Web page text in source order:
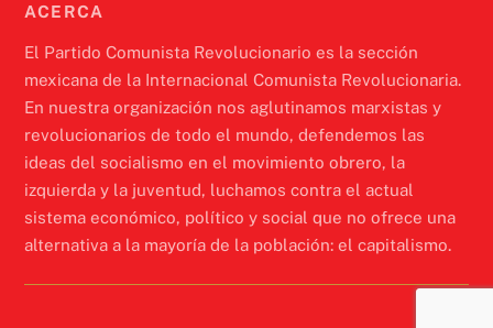
ACERCA
El Partido Comunista Revolucionario es la sección
mexicana de la Internacional Comunista Revolucionaria.
En nuestra organización nos aglutinamos marxistas y
revolucionarios de todo el mundo, defendemos las
ideas del socialismo en el movimiento obrero, la
izquierda y la juventud, luchamos contra el actual
sistema económico, político y social que no ofrece una
alternativa a la mayoría de la población: el capitalismo.